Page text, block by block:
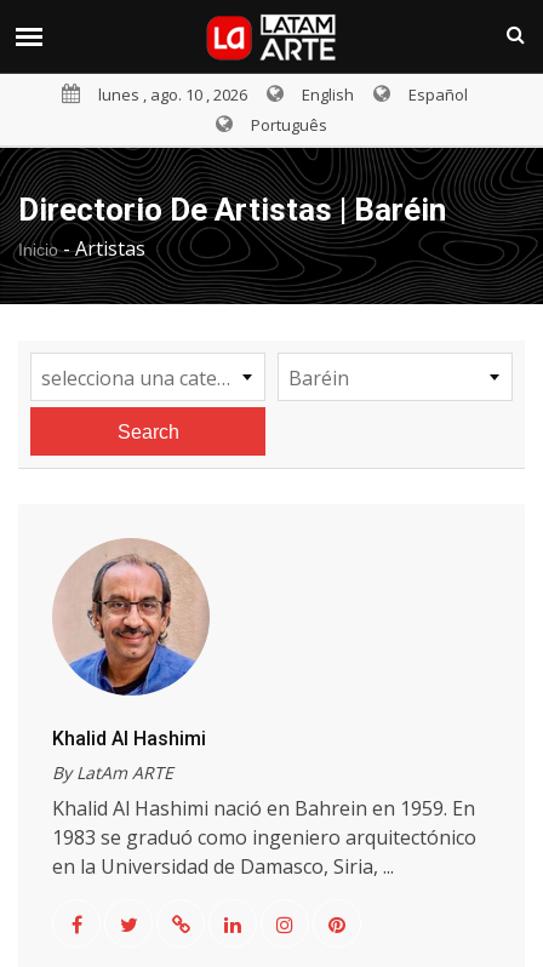
lunes , ago. 10 , 2026 English
Español
Português
Directorio De Artistas | Baréin
Inicio-Artistas
selecciona una categoría Baréin
Search
Khalid Al Hashimi
By LatAm ARTE
Khalid Al Hashimi nació en Bahrein en 1959. En
1983 se graduó como ingeniero arquitectónico
en la Universidad de Damasco, Siria, ...